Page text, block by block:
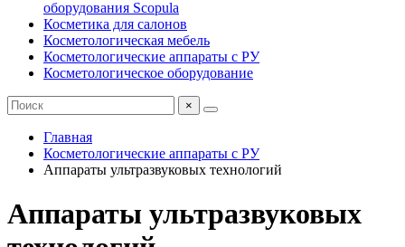
оборудования Scopula
Косметика для салонов
Косметологическая мебель
Косметологические аппараты с РУ
Косметологическое оборудование
×
Главная
Косметологические аппараты с РУ
Аппараты ультразвуковых технологий
Аппараты ультразвуковых